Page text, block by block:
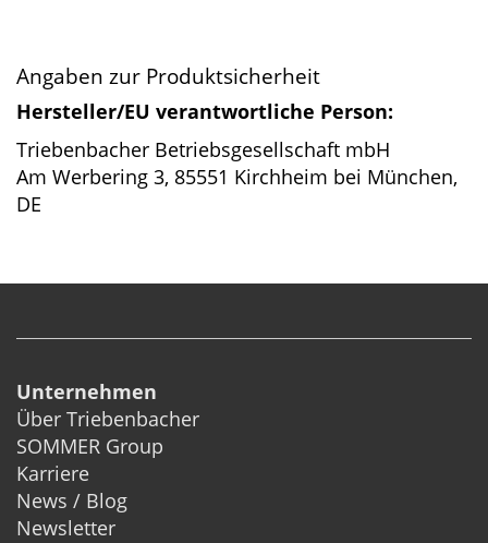
Angaben zur Produktsicherheit
Hersteller/EU verantwortliche Person:
Triebenbacher Betriebsgesellschaft mbH
Am Werbering 3, 85551 Kirchheim bei München,
DE
Unternehmen
Über Triebenbacher
SOMMER Group
Karriere
News / Blog
Newsletter